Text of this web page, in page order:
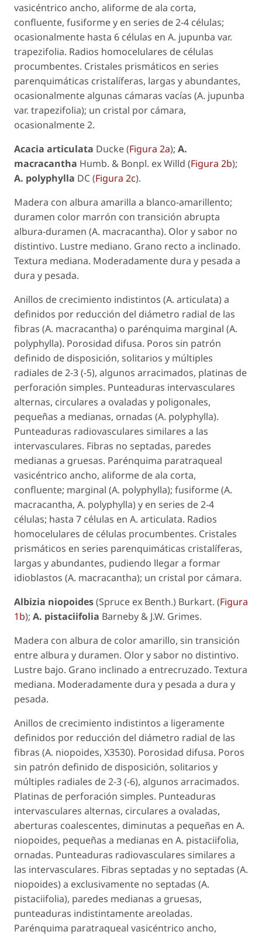
vasicéntrico ancho, aliforme de ala corta,
confluente, fusiforme y en series de 2-4 células;
ocasionalmente hasta 6 células en A. jupunba var.
trapezifolia. Radios homocelulares de células
procumbentes. Cristales prismáticos en series
parenquimáticas cristalíferas, largas y abundantes,
ocasionalmente algunas cámaras vacías (A. jupunba
var. trapezifolia); un cristal por cámara,
ocasionalmente 2.
Acacia articulata Ducke (Figura 2a); A.
macracantha Humb. & Bonpl. ex Willd (Figura 2b);
A. polyphylla DC (Figura 2c).
Madera con albura amarilla a blanco-amarillento;
duramen color marrón con transición abrupta
albura-duramen (A. macracantha). Olor y sabor no
distintivo. Lustre mediano. Grano recto a inclinado.
Textura mediana. Moderadamente dura y pesada a
dura y pesada.
Anillos de crecimiento indistintos (A. articulata) a
definidos por reducción del diámetro radial de las
fibras (A. macracantha) o parénquima marginal (A.
polyphylla). Porosidad difusa. Poros sin patrón
definido de disposición, solitarios y múltiples
radiales de 2-3 (-5), algunos arracimados, platinas de
perforación simples. Punteaduras intervasculares
alternas, circulares a ovaladas y poligonales,
pequeñas a medianas, ornadas (A. polyphylla).
Punteaduras radiovasculares similares a las
intervasculares. Fibras no septadas, paredes
medianas a gruesas. Parénquima paratraqueal
vasicéntrico ancho, aliforme de ala corta,
confluente; marginal (A. polyphylla); fusiforme (A.
macracantha, A. polyphylla) y en series de 2-4
células; hasta 7 células en A. articulata. Radios
homocelulares de células procumbentes. Cristales
prismáticos en series parenquimáticas cristalíferas,
largas y abundantes, pudiendo llegar a formar
idioblastos (A. macracantha); un cristal por cámara.
Albizia niopoides(Spruce ex Benth.) Burkart. (Figura
1b); A. pistaciifolia Barneby & J.W. Grimes.
Madera con albura de color amarillo, sin transición
entre albura y duramen. Olor y sabor no distintivo.
Lustre bajo. Grano inclinado a entrecruzado. Textura
mediana. Moderadamente dura y pesada a dura y
pesada.
Anillos de crecimiento indistintos a ligeramente
definidos por reducción del diámetro radial de las
fibras (A. niopoides, X3530). Porosidad difusa. Poros
sin patrón definido de disposición, solitarios y
múltiples radiales de 2-3 (-6), algunos arracimados.
Platinas de perforación simples. Punteaduras
intervasculares alternas, circulares a ovaladas,
aberturas coalescentes, diminutas a pequeñas en A.
niopoides, pequeñas a medianas en A. pistaciifolia,
ornadas. Punteaduras radiovasculares similares a
las intervasculares. Fibras septadas y no septadas (A.
niopoides) a exclusivamente no septadas (A.
pistaciifolia), paredes medianas a gruesas,
punteaduras indistintamente areoladas.
Parénquima paratraqueal vasicéntrico ancho,